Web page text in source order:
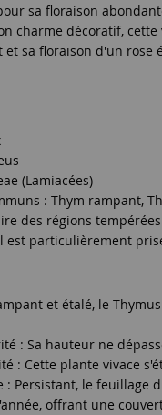
sa floraison
charme décoratif,
et sa floraison d'un
(Lamiacées)
: Thym rampant,
des régions
est particulièrement
et étalé, le
: Sa hauteur ne
: Cette plante vivace
: Persistant, le feuillage
offrant une